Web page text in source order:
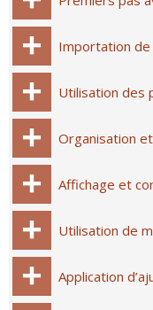
Importation
Utilisation des
Organisation
Affichage et
Utilisation de
Application